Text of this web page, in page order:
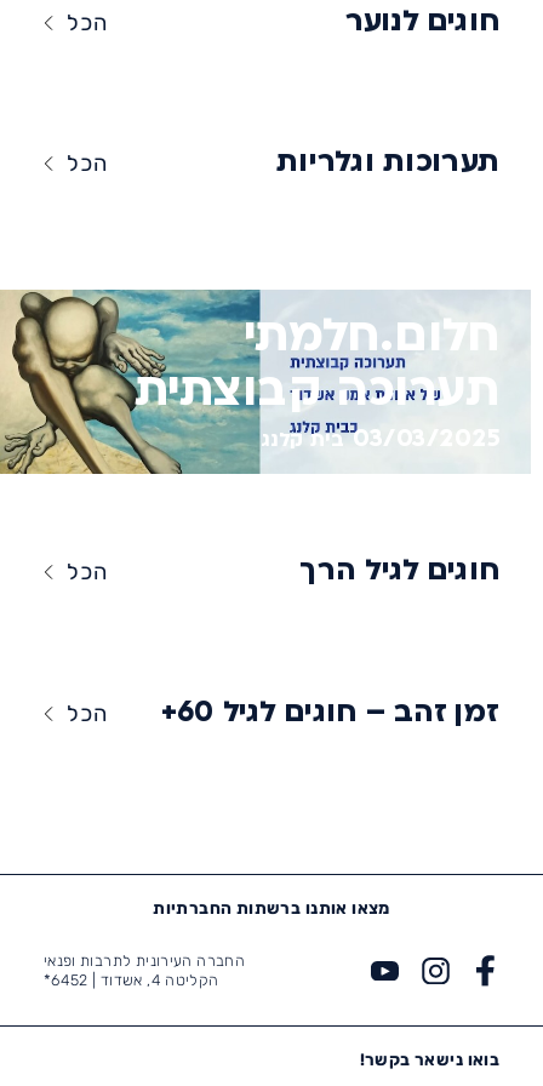
חוגים לנוער הכל
תערוכות וגלריות הכל
חלום.חלמתי
תערוכה קבוצתית
03/03/2025 בית קלנג
חוגים לגיל הרך הכל
זמן זהב – חוגים לגיל 60+ הכל
מצאו אותנו ברשתות החברתיות
החברה העירונית לתרבות ופנאי
הקליטה 4, אשדוד |
6452*
בואו נישאר בקשר!